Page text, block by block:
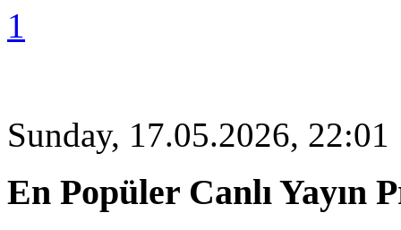
1
Sunday, 17.05.2026, 22:01
En Popüler Canlı Yayın